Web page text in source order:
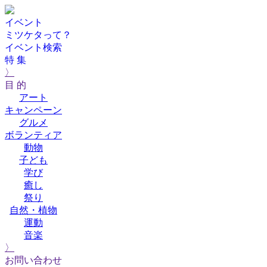
イベント
ミツケタって？
イベント検索
特 集
〉
目 的
アート
キャンペーン
グルメ
ボランティア
動物
子ども
学び
癒し
祭り
自然・植物
運動
音楽
〉
お問い合わせ